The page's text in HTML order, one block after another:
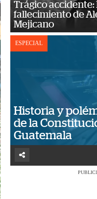
Trágico
fallecimiento de
Mejicano
ESPECIAL
Historia y
de la
Guatemala